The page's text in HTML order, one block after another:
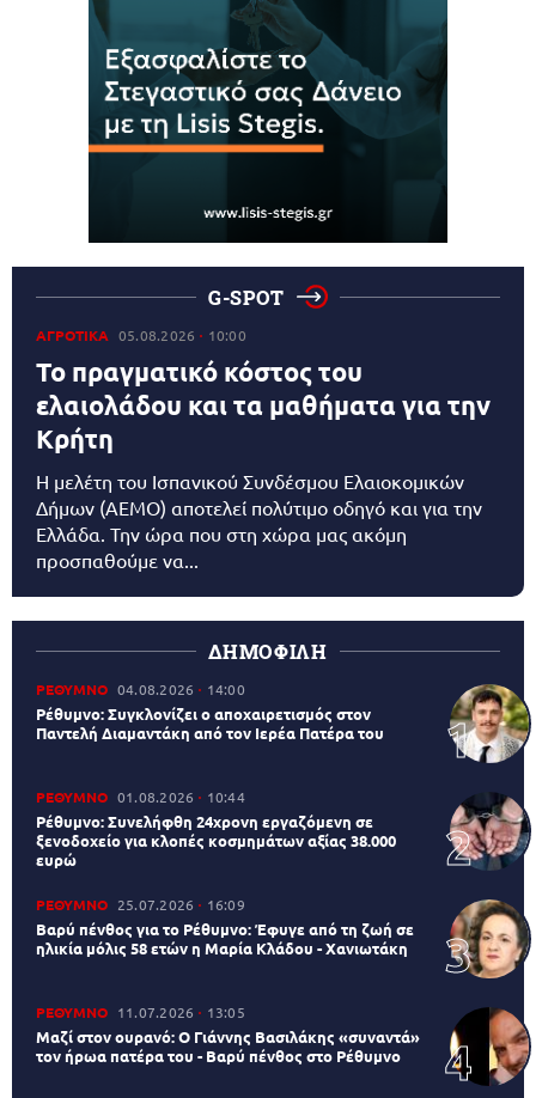
G-SPOT
ΑΓΡΟΤΙΚΑ 05.08.2026 10:00
Το πραγματικό κόστος του
ελαιολάδου και τα μαθήματα για την
Κρήτη
Η μελέτη του Ισπανικού Συνδέσμου Ελαιοκομικών
Δήμων (AEMO) αποτελεί πολύτιμο οδηγό και για την
Ελλάδα. Την ώρα που στη χώρα μας ακόμη
προσπαθούμε να...
ΔΗΜΟΦΙΛΗ
ΡΕΘΥΜΝΟ 04.08.2026 14:00
Ρέθυμνο: Συγκλονίζει ο αποχαιρετισμός στον
Παντελή Διαμαντάκη από τον Ιερέα Πατέρα του
ΡΕΘΥΜΝΟ 01.08.2026 10:44
Ρέθυμνο: Συνελήφθη 24χρονη εργαζόμενη σε
ξενοδοχείο για κλοπές κοσμημάτων αξίας 38.000
ευρώ
ΡΕΘΥΜΝΟ 25.07.2026 16:09
Βαρύ πένθος για το Ρέθυμνο: Έφυγε από τη ζωή σε
ηλικία μόλις 58 ετών η Μαρία Κλάδου - Χανιωτάκη
ΡΕΘΥΜΝΟ 11.07.2026 13:05
Μαζί στον ουρανό: Ο Γιάννης Βασιλάκης «συναντά»
τον ήρωα πατέρα του - Βαρύ πένθος στο Ρέθυμνο